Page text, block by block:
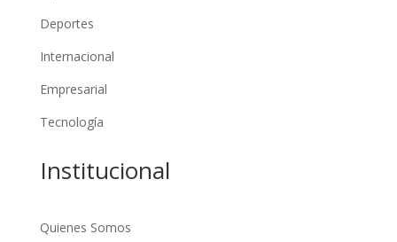
Deportes
Internacional
Empresarial
Tecnología
Institucional
Quienes Somos